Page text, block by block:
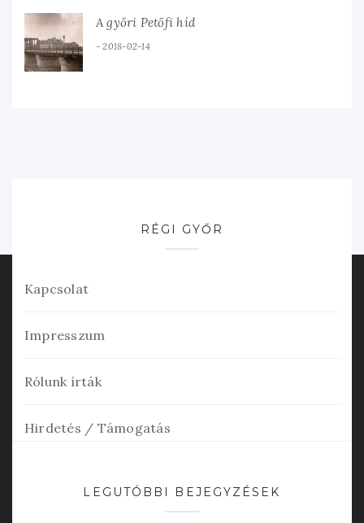
A győri Petőfi híd
2018-02-14
RÉGI GYŐR
Kapcsolat
Impresszum
Rólunk írták
Hirdetés / Támogatás
LEGUTÓBBI BEJEGYZÉSEK